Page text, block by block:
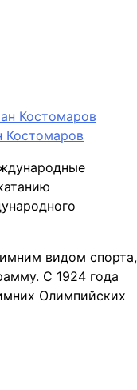
Костомаров
видом спорта,
С 1924 года
Олимпийских